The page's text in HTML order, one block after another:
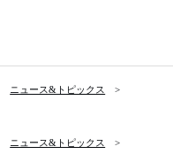
ニュース&トピックス
ニュース&トピックス